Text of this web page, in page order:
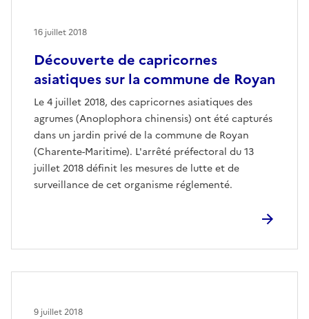
Découverte de capricornes
asiatiques sur la commune de Royan
Le 4 juillet 2018, des capricornes asiatiques des
agrumes (Anoplophora chinensis) ont été capturés
dans un jardin privé de la commune de Royan
(Charente-Maritime). L'arrêté préfectoral du 13
juillet 2018 définit les mesures de lutte et de
surveillance de cet organisme réglementé.
16 juillet 2018
9 juillet 2018